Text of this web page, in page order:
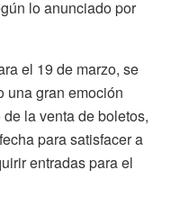
lo anunciado por
el 19 de marzo, se
una gran emoción
la venta de boletos,
para satisfacer a
entradas para el